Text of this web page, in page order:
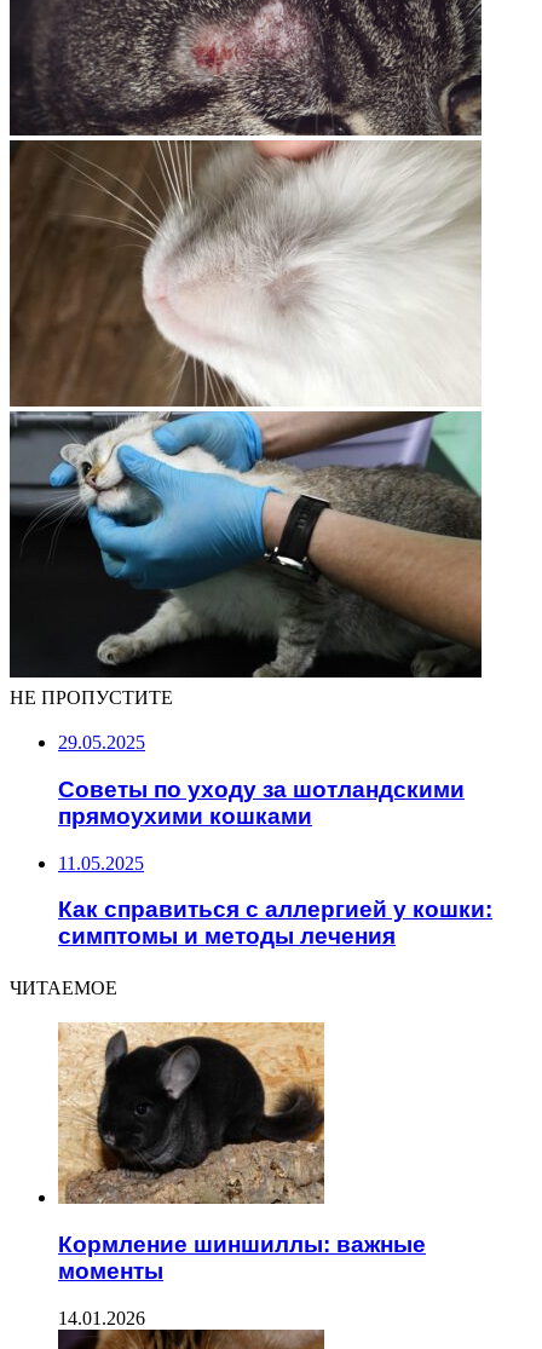
НЕ ПРОПУСТИТЕ
29.05.2025
Советы по уходу за шотландскими
прямоухими кошками
11.05.2025
Как справиться с аллергией у кошки:
симптомы и методы лечения
ЧИТАЕМОЕ
Кормление шиншиллы: важные
моменты
14.01.2026